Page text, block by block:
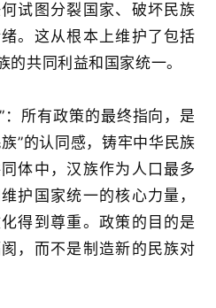
试图分裂国家、破坏民族
。这从根本上维护了包括
的共同利益和国家统一。
” ：所有政策的最终指向，是
”的认同感，铸牢中华民族
体中，汉族作为人口最多
护国家统一的核心力量，
得到尊重。政策的目的是
，而不是制造新的民族对